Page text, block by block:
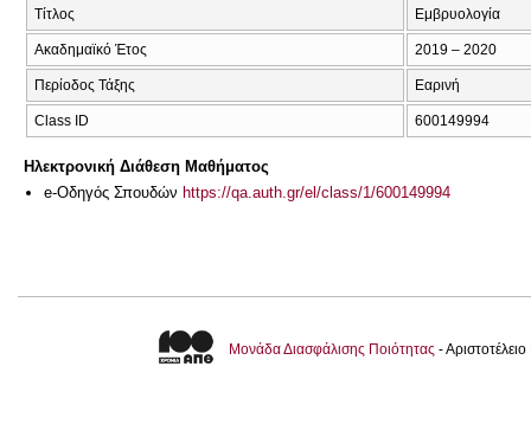
Τίτλος Εμβρυολογία
Ακαδημαϊκό Έτος 2019 – 2020
Περίοδος Τάξης Εαρινή
Class ID 600149994
Ηλεκτρονική Διάθεση Μαθήματος
e-Οδηγός Σπουδών https://qa.auth.gr/el/class/1/600149994
Μονάδα Διασφάλισης Ποιότητας -